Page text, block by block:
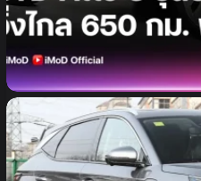
BYD Atto 3 รุ่นปรับปรุงใ
Blade ขนาด 74.88 kWh